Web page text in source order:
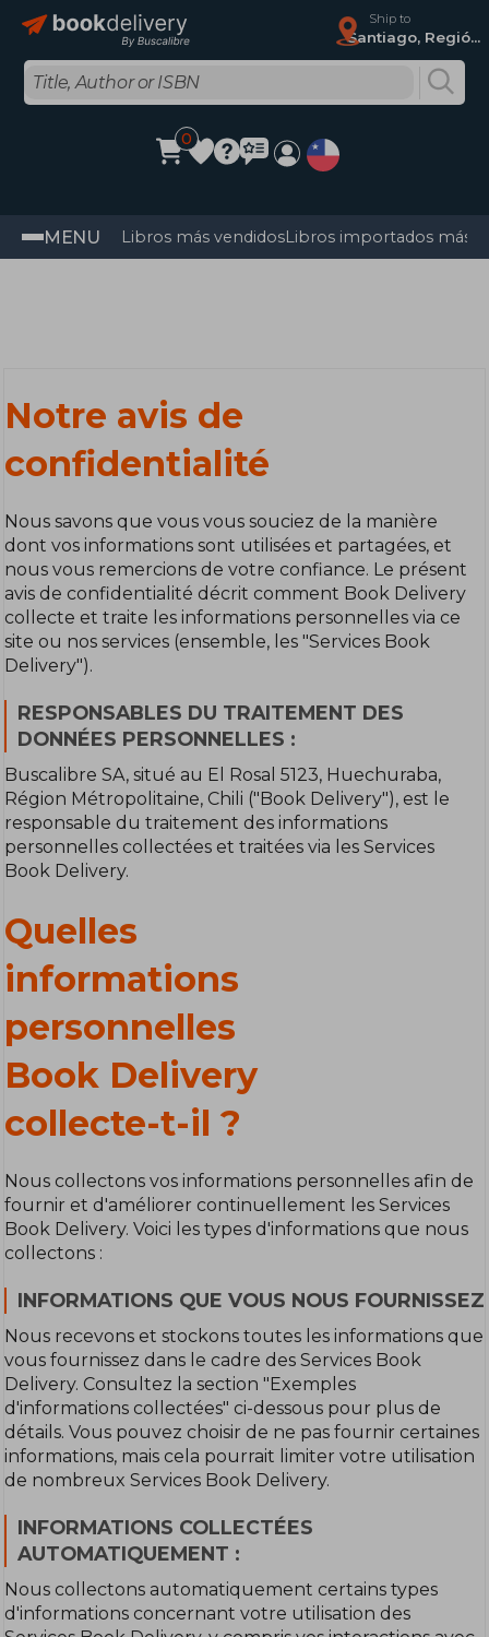
Ship to
Santiago, Región Metropolitana
0
MENU Libros más vendidosLibros importados más
Notre avis de
confidentialité
Nous savons que vous vous souciez de la manière
dont vos informations sont utilisées et partagées, et
nous vous remercions de votre confiance. Le présent
avis de confidentialité décrit comment Book Delivery
collecte et traite les informations personnelles via ce
site ou nos services (ensemble, les "Services Book
Delivery").
RESPONSABLES DU TRAITEMENT DES
DONNÉES PERSONNELLES :
Buscalibre SA, situé au El Rosal 5123, Huechuraba,
Région Métropolitaine, Chili ("Book Delivery"), est le
responsable du traitement des informations
personnelles collectées et traitées via les Services
Book Delivery.
Quelles
informations
personnelles
Book Delivery
collecte-t-il ?
Nous collectons vos informations personnelles afin de
fournir et d'améliorer continuellement les Services
Book Delivery. Voici les types d'informations que nous
collectons :
INFORMATIONS QUE VOUS NOUS FOURNISSEZ
Nous recevons et stockons toutes les informations que
vous fournissez dans le cadre des Services Book
Delivery. Consultez la section "Exemples
d'informations collectées" ci-dessous pour plus de
détails. Vous pouvez choisir de ne pas fournir certaines
informations, mais cela pourrait limiter votre utilisation
de nombreux Services Book Delivery.
INFORMATIONS COLLECTÉES
AUTOMATIQUEMENT :
Nous collectons automatiquement certains types
d'informations concernant votre utilisation des